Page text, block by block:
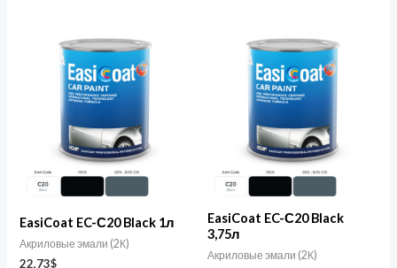
EasiCoat EC-С20 Black 1л
Акриловые эмали (2К)
22,73$
EasiCoat EC-С20 Black
3,75л
Акриловые эмали (2К)